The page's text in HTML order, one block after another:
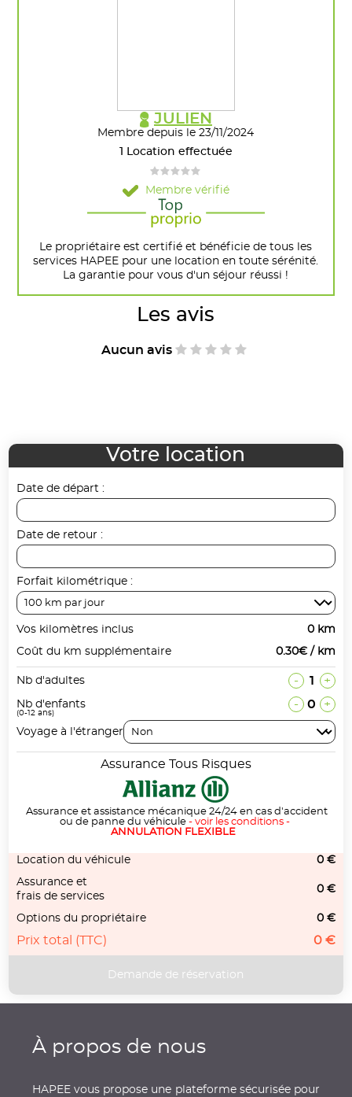
JULIEN
Membre depuis le 23/11/2024
1 Location effectuée
Membre vérifié
Le propriétaire est certifié et bénéficie de tous les
services HAPEE pour une location en toute sérénité.
La garantie pour vous d'un séjour réussi !
Les avis
Aucun avis
Votre location
Date de départ :
Date de retour :
Forfait kilométrique :
Vos kilomètres inclus
0 km
Coût du km supplémentaire
0.30€ / km
Nb d'adultes - 1 +
Nb d'enfants
(0-12 ans)
- 0 +
Voyage à l'étranger
Assurance Tous Risques
Assurance et assistance mécanique 24/24 en cas d'accident
ou de panne du véhicule - voir les conditions-
ANNULATION FLEXIBLE
Location du véhicule
0 €
Assurance et
frais de services
0 €
Options du propriétaire 0 €
Prix total (TTC) 0 €
À propos de nous
HAPEE vous propose une plateforme sécurisée pour